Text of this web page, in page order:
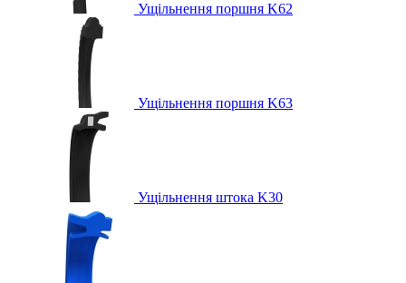
Ущільнення поршня K62
Ущільнення поршня K63
Ущільнення штока K30